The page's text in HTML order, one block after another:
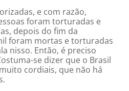
e com razão,
foram torturadas e
depois do fim da
foram mortas e torturadas
nisso. Então, é preciso
se dizer que o Brasil
cordiais, que não há